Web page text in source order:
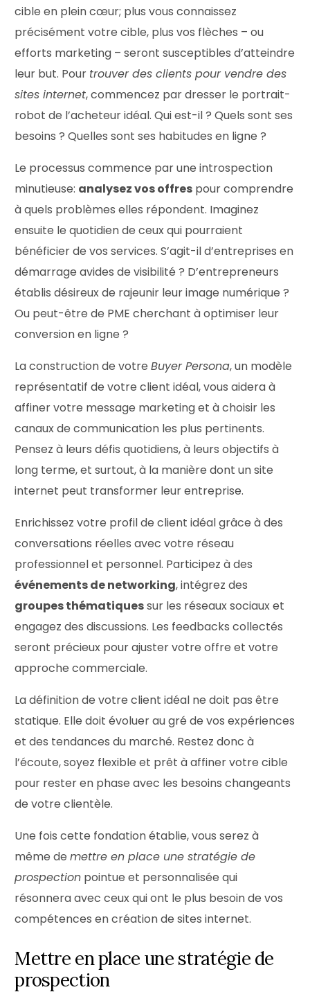
cible en plein cœur; plus vous connaissez
précisément votre cible, plus vos flèches – ou
efforts marketing – seront susceptibles d’atteindre
leur but. Pour trouver des clients pour vendre des
sites internet, commencez par dresser le portrait-
robot de l’acheteur idéal. Qui est-il ? Quels sont ses
besoins ? Quelles sont ses habitudes en ligne ?
Le processus commence par une introspection
minutieuse: analysez vos offres pour comprendre
à quels problèmes elles répondent. Imaginez
ensuite le quotidien de ceux qui pourraient
bénéficier de vos services. S’agit-il d’entreprises en
démarrage avides de visibilité ? D’entrepreneurs
établis désireux de rajeunir leur image numérique ?
Ou peut-être de PME cherchant à optimiser leur
conversion en ligne ?
La construction de votreBuyer Persona, un modèle
représentatif de votre client idéal, vous aidera à
affiner votre message marketing et à choisir les
canaux de communication les plus pertinents.
Pensez à leurs défis quotidiens, à leurs objectifs à
long terme, et surtout, à la manière dont un site
internet peut transformer leur entreprise.
Enrichissez votre profil de client idéal grâce à des
conversations réelles avec votre réseau
professionnel et personnel. Participez à des
événements de networking, intégrez des
groupes thématiquessur les réseaux sociaux et
engagez des discussions. Les feedbacks collectés
seront précieux pour ajuster votre offre et votre
approche commerciale.
La définition de votre client idéal ne doit pas être
statique. Elle doit évoluer au gré de vos expériences
et des tendances du marché. Restez donc à
l’écoute, soyez flexible et prêt à affiner votre cible
pour rester en phase avec les besoins changeants
de votre clientèle.
Une fois cette fondation établie, vous serez à
même demettre en place une stratégie de
prospection pointue et personnalisée qui
résonnera avec ceux qui ont le plus besoin de vos
compétences en création de sites internet.
Mettre en place une stratégie de
prospection